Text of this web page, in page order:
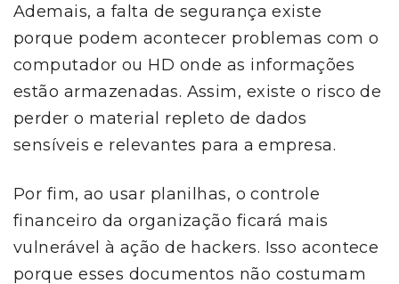
Ademais, a falta de segurança existe
porque podem acontecer problemas com o
computador ou HD onde as informações
estão armazenadas. Assim, existe o risco de
perder o material repleto de dados
sensíveis e relevantes para a empresa.
Por fim, ao usar planilhas, o controle
financeiro da organização ficará mais
vulnerável à ação de hackers. Isso acontece
porque esses documentos não costumam